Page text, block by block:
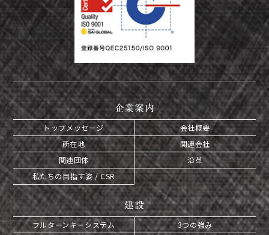
金属製品部門(埼玉金属工場)
（請求書用紙ダウンロードはコチラ）
会社案内ダウンロード（PDF）
企業案内
トップメッセージ
会社概要
所在地
関連会社
関連団体
沿革
私たちの目指す姿 / CSR
建設
フルターンキーシステム
3つの強み